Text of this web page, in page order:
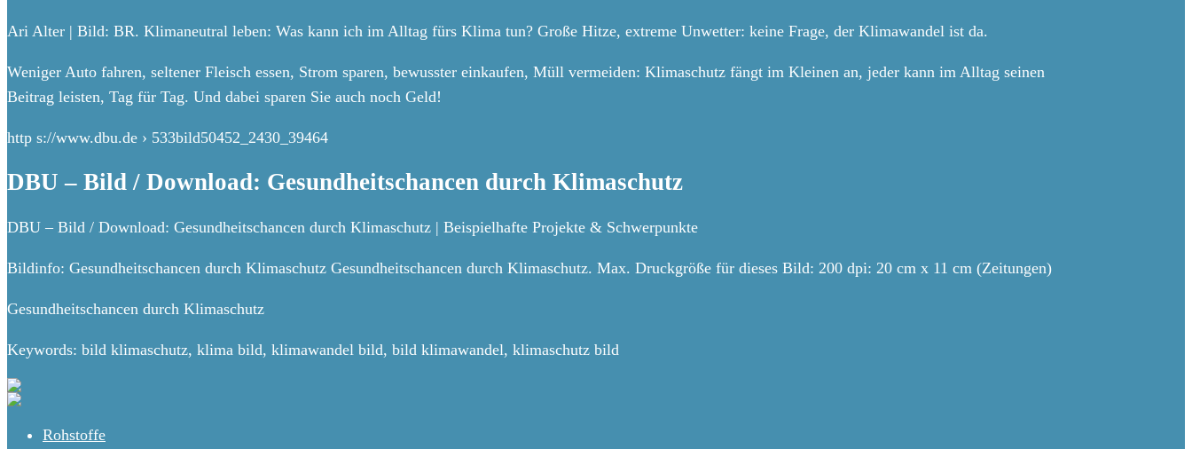
Ari Alter | Bild: BR. Klimaneutral leben: Was kann ich im Alltag fürs Klima tun? Große Hitze, extreme Unwetter: keine Frage, der Klimawandel ist da.
Weniger Auto fahren, seltener Fleisch essen, Strom sparen, bewusster einkaufen, Müll vermeiden: Klimaschutz fängt im Kleinen an, jeder kann im Alltag seinen
Beitrag leisten, Tag für Tag. Und dabei sparen Sie auch noch Geld!
http s://www.dbu.de › 533bild50452_2430_39464
DBU – Bild / Download: Gesundheitschancen durch Klimaschutz
DBU – Bild / Download: Gesundheitschancen durch Klimaschutz | Beispielhafte Projekte & Schwerpunkte
Bildinfo: Gesundheitschancen durch Klimaschutz Gesundheitschancen durch Klimaschutz. Max. Druckgröße für dieses Bild: 200 dpi: 20 cm x 11 cm (Zeitungen)
Gesundheitschancen durch Klimaschutz
Keywords: bild klimaschutz, klima bild, klimawandel bild, bild klimawandel, klimaschutz bild
Rohstoffe